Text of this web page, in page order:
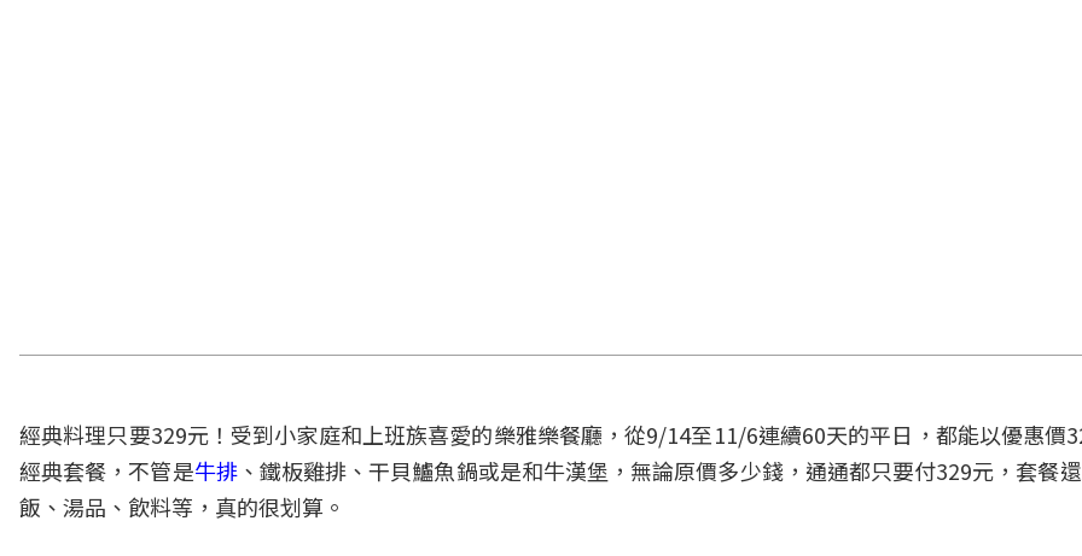
經典料理只要329元！受到小家庭和上班族喜愛的樂雅樂餐廳，從9/14至11/6連續60天的平日，都能以優惠價
經典套餐，不管是牛排、鐵板雞排、干貝鱸魚鍋或是和牛漢堡，無論原價多少錢，通通都只要付329元，套餐
飯、湯品、飲料等，真的很划算。